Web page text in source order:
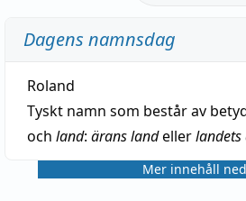
Dagens namnsdag
Roland
Tyskt namn som består av
och land: ärans landellerlandets
Mer innehåll